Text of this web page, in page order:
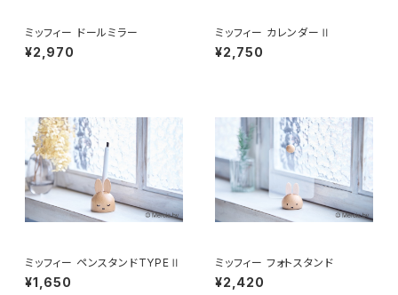
ミッフィー ドールミラー
¥2,970
ミッフィー カレンダーⅡ
¥2,750
ミッフィー ペンスタンドTYPEⅡ
¥1,650
ミッフィー フォトスタンド
¥2,420